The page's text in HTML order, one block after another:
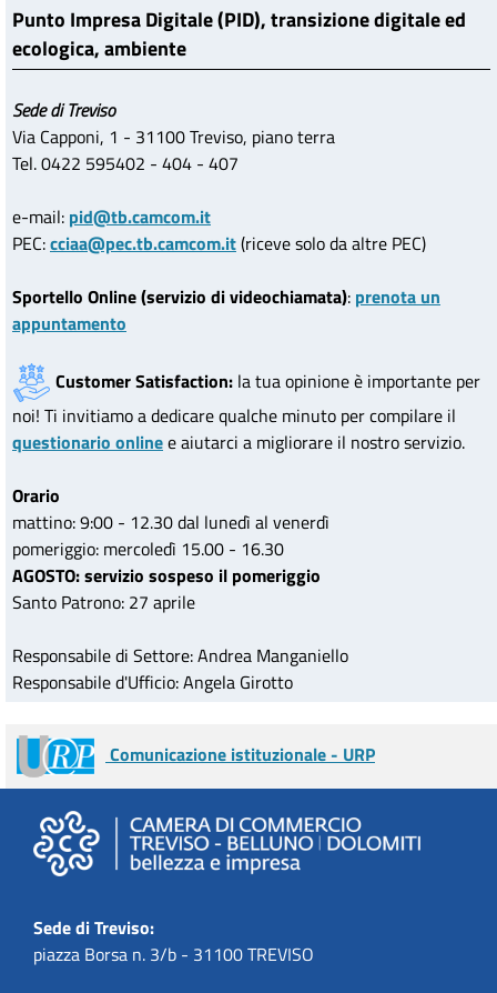
Punto Impresa Digitale (PID), transizione digitale ed
ecologica, ambiente
Sede di Treviso
Via Capponi, 1 - 31100 Treviso, piano terra
Tel. 0422 595402 - 404 - 407
e-mail: pid@tb.camcom.it
PEC:cciaa@pec.tb.camcom.it(riceve solo da altre PEC)
Sportello Online (servizio di videochiamata): prenota un
appuntamento
Customer Satisfaction: la tua opinione è importante per
noi! Ti invitiamo a dedicare qualche minuto per compilare il
questionario onlinee aiutarci a migliorare il nostro servizio.
Orario
mattino: 9:00 - 12.30 dal lunedì al venerdì
pomeriggio: mercoledì 15.00 - 16.30
AGOSTO: servizio sospeso il pomeriggio
Santo Patrono: 27 aprile
Responsabile di Settore: Andrea Manganiello
Responsabile d'Ufficio: Angela Girotto
Comunicazione istituzionale - URP
Sede di Treviso:
piazza Borsa n. 3/b - 31100 TREVISO